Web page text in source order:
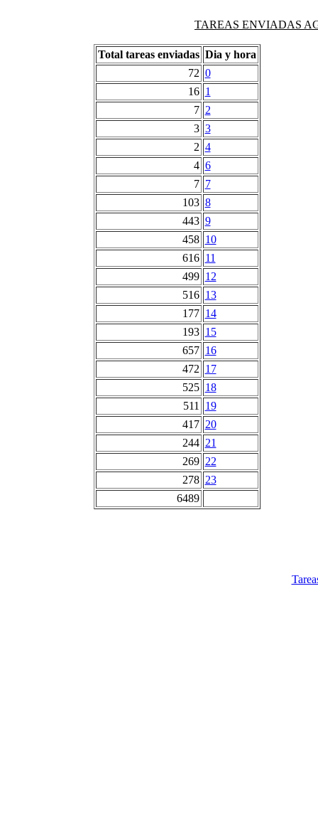
TAREAS ENVIADAS
Total tareas enviadas Dia y hora
72 0
16 1
7 2
3 3
2 4
4 6
7 7
103 8
443 9
458 10
616 11
499 12
516 13
177 14
193 15
657 16
472 17
525 18
511
19
417 20
244 21
269 22
278 23
6489